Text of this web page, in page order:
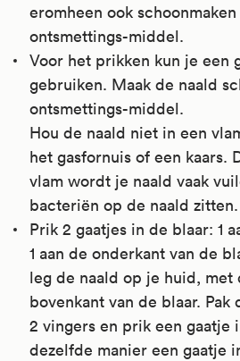
eromheen ook
ontsmettings-middel.
Voor het prikken kun je een
gebruiken. Maak de naald
ontsmettings-middel.
Hou de naald niet in een
het gasfornuis of een kaars.
vlam wordt je naald vaak
bacteriën op de naald zitten.
Prik 2 gaatjes in de blaar: 1
1 aan de onderkant van de
leg de naald op je huid, met
bovenkant van de blaar. Pak
2 vingers en prik een gaatje
dezelfde manier een gaatje